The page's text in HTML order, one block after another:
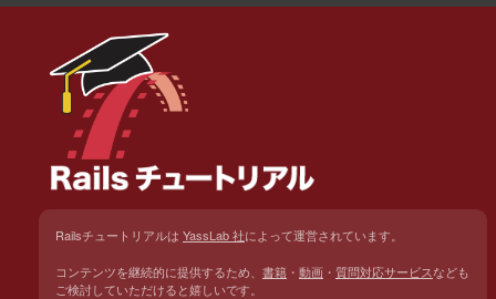
Railsチュートリアルは YassLab 社によって運営されています。
コンテンツを継続的に提供するため、 書籍 ・ 動画 ・ 質問対応サービスなども
ご検討していただけると嬉しいです。